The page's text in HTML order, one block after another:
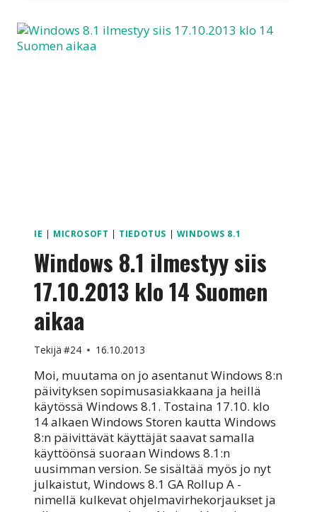
2015
IE | MICROSOFT | TIEDOTUS | WINDOWS 8.1
Windows 8.1 ilmestyy siis
17.10.2013 klo 14 Suomen
aikaa
Tekijä #24 16.10.2013
Moi, muutama on jo asentanut Windows 8:n
päivityksen sopimusasiakkaana ja heillä
käytössä Windows 8.1. Tostaina 17.10. klo
14 alkaen Windows Storen kautta Windows
8:n päivittävät käyttäjät saavat samalla
käyttöönsä suoraan Windows 8.1:n
uusimman version. Se sisältää myös jo nyt
julkaistut, Windows 8.1 GA Rollup A -
nimellä kulkevat ohjelmavirhekorjaukset ja